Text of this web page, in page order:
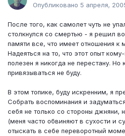
Опубликовано 5 апреля,
После того, как самолет чуть не
столкнулся со смертью - я решил
памяти все, что имеет отношения к
Надеяться на то, что этот опыт
полезен я никогда не перестану. Но
привязываться не буду.
В этом топике, буду искренним, я
Собрать воспоминания и
себя не только со стороны джняни,
(меня часто обвиняют в сухости и
отыскать в себе переворотный